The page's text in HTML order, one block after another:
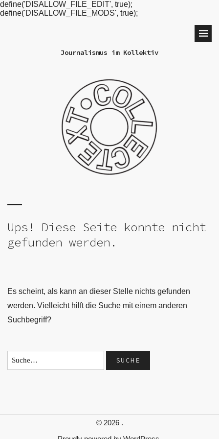
define('DISALLOW_FILE_EDIT', true);
define('DISALLOW_FILE_MODS', true);
Journalismus im Kollektiv
Ups! Diese Seite konnte nicht
gefunden werden.
Es scheint, als kann an dieser Stelle nichts gefunden
werden. Vielleicht hilft die Suche mit einem anderen
Suchbegriff?
© 2026 .